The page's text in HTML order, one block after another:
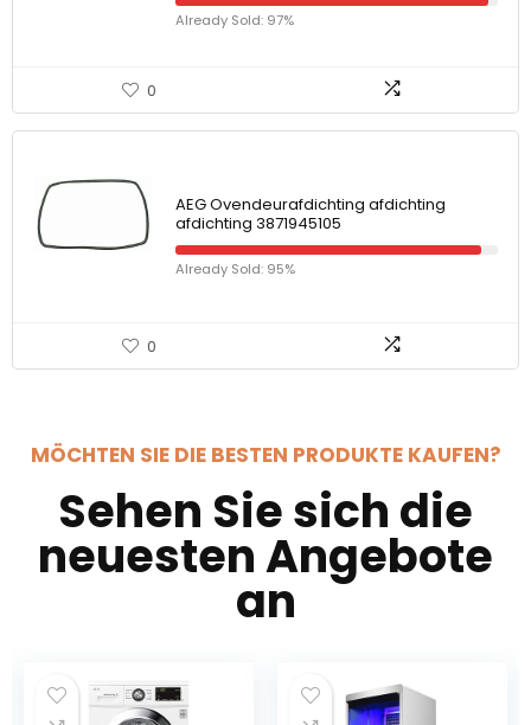
Already Sold: 97%
0
AEG Ovendeurafdichting afdichting
afdichting 3871945105
Already Sold: 95%
0
MÖCHTEN SIE DIE BESTEN PRODUKTE KAUFEN?
Sehen Sie sich die
neuesten Angebote
an